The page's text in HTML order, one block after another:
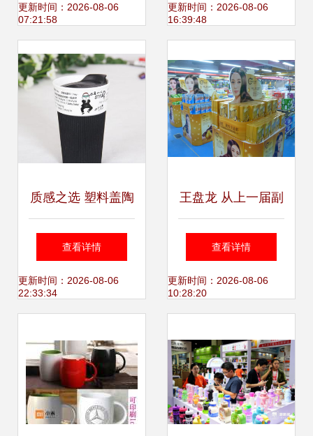
日用百货包装标
价比方案
更新时间：2026-08-06
07:21:58
后的日用百货经济
更新时间：2026-08-06
16:39:48
质感之选 塑料盖陶
瓷杯，生活中的温
暖陪伴
查看详情
更新时间：2026-08-06
22:33:34
王盘龙 从上一届副
会长到日用百货行
业变革的践行者
查看详情
更新时间：2026-08-06
10:28:20